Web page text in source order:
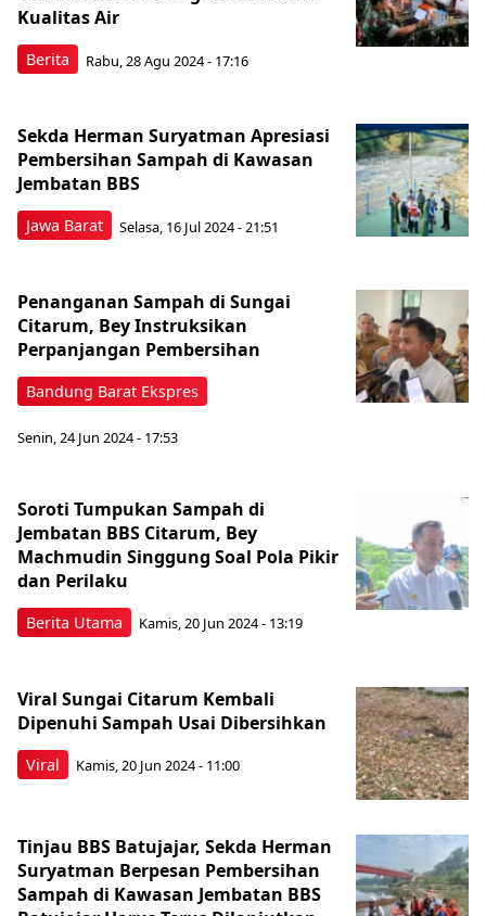
Berita
Kualitas Air
Rabu, 28 Agu 2024 - 17:16
Jawa Barat
Sekda Herman Suryatman Apresiasi
Pembersihan Sampah di Kawasan
Jembatan BBS
Selasa, 16 Jul 2024 - 21:51
Bandung Barat Ekspres
Penanganan Sampah di Sungai
Citarum, Bey Instruksikan
Perpanjangan Pembersihan
Senin, 24 Jun 2024 - 17:53
Berita Utama
Soroti Tumpukan Sampah di
Jembatan BBS Citarum, Bey
Machmudin Singgung Soal Pola Pikir
dan Perilaku
Kamis, 20 Jun 2024 - 13:19
Viral
Viral Sungai Citarum Kembali
Dipenuhi Sampah Usai Dibersihkan
Kamis, 20 Jun 2024 - 11:00
Tinjau BBS Batujajar, Sekda Herman
Suryatman Berpesan Pembersihan
Sampah di Kawasan Jembatan BBS